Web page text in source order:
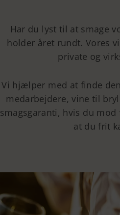
Har du lyst til at smage
holder året rundt. Vores
private og
Vi hjælper med at finde
medarbejdere, vine til
smagsgaranti, hvis du
at du frit